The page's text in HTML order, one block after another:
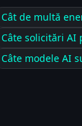
Cât de multă
Câte solicitări AI
Câte modele AI